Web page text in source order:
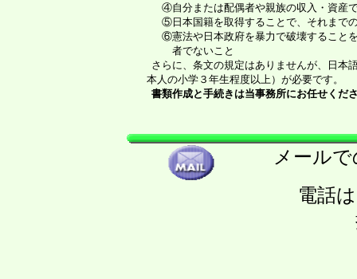
④自分または配偶者や親族の収入・資産
者でないこと
さらに、条文の規定はありませんが、日本
本人の小学３年生程度以上）が必要です。
書類作成と手続きは当事務所にお任せくだ
メールで
電話は ０３－５８
携帯 ０９０－